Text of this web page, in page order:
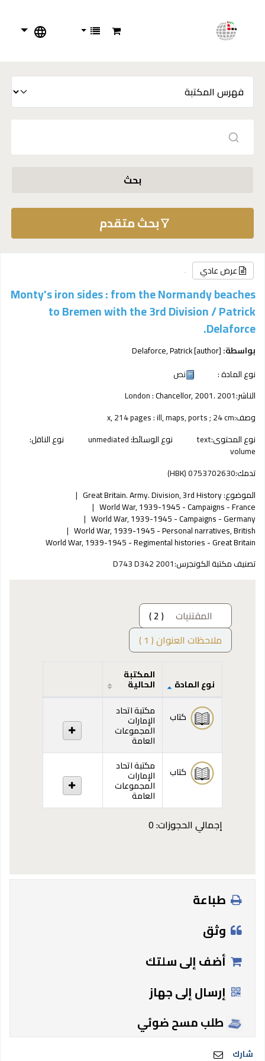
بحث
بحث متقدم
عرض عادي
Monty's iron sides : from the Normandy beaches
to Bremen with the 3rd Division /Patrick
Delaforce.
بواسطة: Delaforce, Patrick[author]
نوع المادة :
نص
الناشر:
London :Chancellor, 2001.2001
وصف:x, 214 pages : ill, maps, ports ; 24 cm
نوع المحتوى:text نوع الوسائط:unmediated نوع الناقل:
volume
تدمك:0753702630 (HBK)
الموضوع:Great Britain. Army. Division, 3rd History
World War, 1939-1945 - Campaigns - France
World War, 1939-1945 - Campaigns - Germany
World War, 1939-1945 - Personal narratives, British
World War, 1939-1945 - Regimental histories - Great Britain
تصنيف مكتبة الكونجرس:D743 D342 2001
المقتنيات
( 2 )
ملاحظات العنوان ( 1 )
المقتنيات
نوع المادة
المكتبة
الحالية
كتاب مكتبة اتحاد
الإمارات
المجموعات
العامة
كتاب
مكتبة اتحاد
الإمارات
المجموعات
العامة
إجمالي الحجوزات: 0
طباعة
وثق
أضف إلى سلتك
إرسال إلى جهاز
طلب مسح ضوئي
شارك